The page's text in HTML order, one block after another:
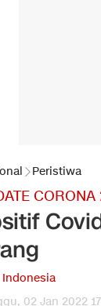
Peristiwa
Indonesia
02 Jan 2022